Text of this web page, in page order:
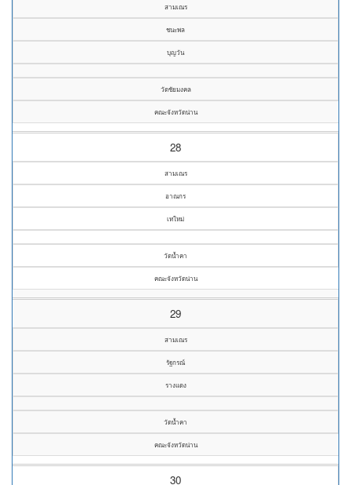
สามเณร
ชนะพล
บุญวัน
วัดชัยมงคล
คณะจังหวัดน่าน
28
สามเณร
อาณกร
เทใหม่
วัดน้ำคา
คณะจังหวัดน่าน
29
สามเณร
รัฐกรณ์
รางแดง
วัดน้ำคา
คณะจังหวัดน่าน
30